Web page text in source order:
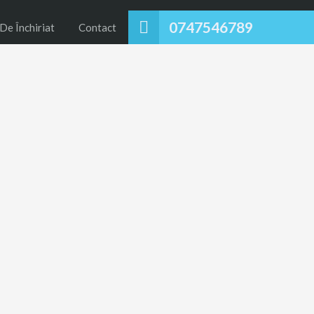
0747546789
De Închiriat Contact